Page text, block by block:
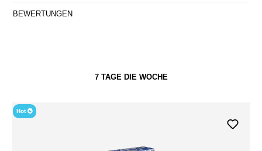
BEWERTUNGEN
7 TAGE DIE WOCHE
Hot